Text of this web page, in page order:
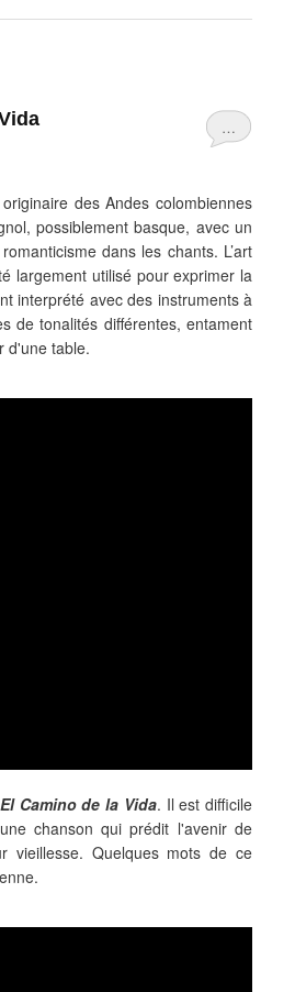
…
des Andes colombiennes
possiblement basque, avec un
dans les chants. L’art
largement utilisé pour exprimer la
interprété avec des instruments à
de tonalités différentes, entament
d'une table.
El Camino de la Vida. Il est difficile
chanson qui prédit l'avenir de
vieillesse. Quelques mots de ce